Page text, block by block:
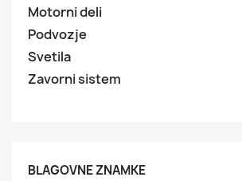
Motorni deli
Podvozje
Svetila
Zavorni sistem
BLAGOVNE ZNAMKE